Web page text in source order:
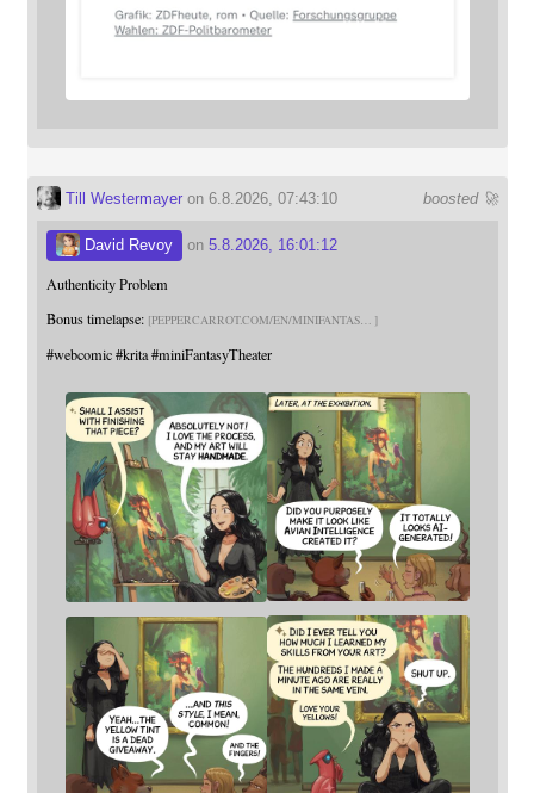
boosted 🚀
Till Westermayeron 6.8.2026, 07:43:10
David Revoy on 5.8.2026, 16:01:12
Authenticity Problem
Bonus timelapse: PEPPERCARROT.COM/EN/MINIFANTAS
#webcomic #krita #miniFantasyTheater